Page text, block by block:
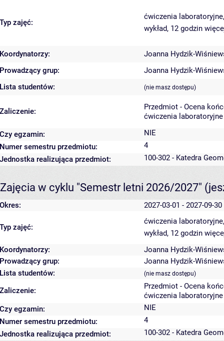
Typ zajęć:
ćwiczenia
wykład, 12 godzin
Koordynatorzy:
Joanna Hydzik-
Prowadzący grup:
Joanna Hydzik-
Lista studentów:
(nie masz dostępu)
Zaliczenie:
Przedmiot - Ocena
ćwiczenia
Czy egzamin:
NIE
Numer semestru przedmiotu:
4
Jednostka realizująca przedmiot:
100-302 - Katedra
Zajęcia w cyklu "Semestr letni 2026/2027"
Okres: 2027-03-01 - 2027-09-30
Typ zajęć:
ćwiczenia
wykład, 12 godzin
Koordynatorzy:
Joanna Hydzik-
Prowadzący grup:
Joanna Hydzik-
Lista studentów:
(nie masz dostępu)
Zaliczenie:
Przedmiot - Ocena
ćwiczenia
Czy egzamin:
NIE
Numer semestru przedmiotu:
4
Jednostka realizująca przedmiot:
100-302 - Katedra